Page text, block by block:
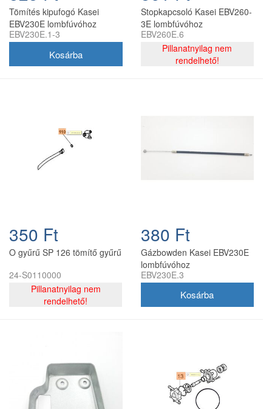
Tömítés kipufogó Kasei
EBV230E lombfúvóhoz
EBV230E.1-3
Stopkapcsoló Kasei EBV260-
3E lombfúvóhoz
EBV260E.6
Pillanatnyilag nem
rendelhető!
350 Ft
O gyűrű SP 126 tömítő gyűrű
24-S0110000
Pillanatnyilag nem
rendelhető!
380 Ft
Gázbowden Kasei EBV230E
lombfúvóhoz
EBV230E.3